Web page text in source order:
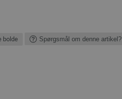
bolde Spørgsmål om denne artikel?